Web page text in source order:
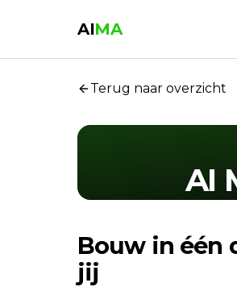
AIMA
Terug naar overzicht
AI
Bouw in één
jij